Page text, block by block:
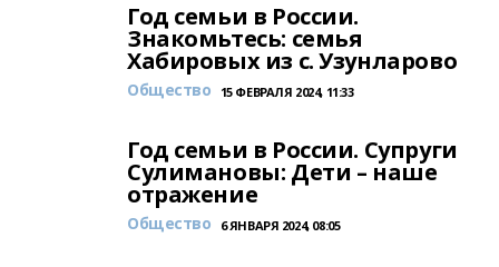
Год семьи в России.
Знакомьтесь: семья
Хабировых из с. Узунларово
Общество 15 ФЕВРАЛЯ 2024, 11:33
Год семьи в России. Супруги
Сулимановы: Дети – наше
отражение
Общество 6 ЯНВАРЯ 2024, 08:05